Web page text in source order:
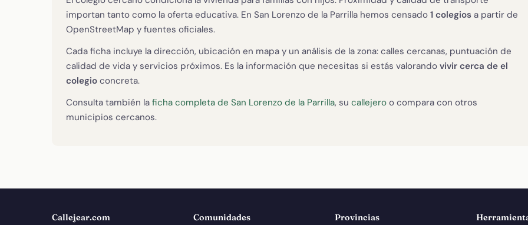
importan tanto como la oferta educativa. En San Lorenzo de la Parrilla hemos censado 1 colegios a partir de
OpenStreetMap y fuentes oficiales.
Cada ficha incluye la dirección, ubicación en mapa y un análisis de la zona: calles cercanas, puntuación de
calidad de vida y servicios próximos. Es la información que necesitas si estás valorando vivir cerca de el
colegio concreta.
Consulta también la ficha completa de San Lorenzo de la Parrilla, su callejero o compara con otros
municipios cercanos.
Callejear.com Comunidades Provincias